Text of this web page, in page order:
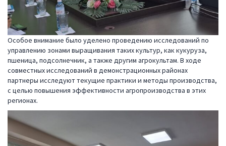
Особое внимание было уделено проведению исследований по
управлению зонами выращивания таких культур, как кукуруза,
пшеница, подсолнечник, а также другим агрокультам. В ходе
совместных исследований в демонстрационных районах
партнеры исследуют текущие практики и методы производства,
с целью повышения эффективности агропроизводства в этих
регионах.